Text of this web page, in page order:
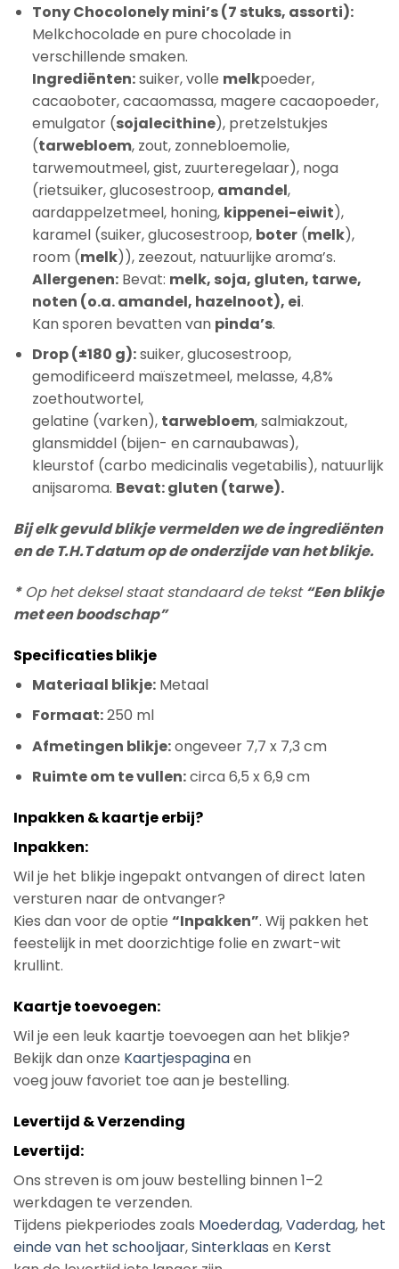
Tony Chocolonely mini’s (7 stuks, assorti):
Melkchocolade en pure chocolade in
verschillende smaken.
Ingrediënten:suiker, volle melkpoeder,
cacaoboter, cacaomassa, magere cacaopoeder,
emulgator (sojalecithine), pretzelstukjes
(tarwebloem, zout, zonnebloemolie,
tarwemoutmeel, gist, zuurteregelaar), noga
(rietsuiker, glucosestroop, amandel,
aardappelzetmeel, honing, kippenei-eiwit),
karamel (suiker, glucosestroop, boter(melk),
room (melk)), zeezout, natuurlijke aroma’s.
Allergenen:Bevat: melk, soja, gluten, tarwe,
noten (o.a. amandel, hazelnoot), ei.
Kan sporen bevatten van pinda’s.
Drop (±180 g):suiker, glucosestroop,
gemodificeerd maïszetmeel, melasse, 4,8%
zoethoutwortel,
gelatine (varken), tarwebloem, salmiakzout,
glansmiddel (bijen- en carnaubawas),
kleurstof (carbo medicinalis vegetabilis), natuurlijk
anijsaroma. Bevat: gluten (tarwe).
Bij elk gevuld blikje vermelden we de ingrediënten
en de T.H.T datum op de onderzijde van het blikje.
*Op het deksel staat standaard de tekst“Een blikje
met een boodschap”
Specificaties blikje
Materiaal blikje:Metaal
Formaat:250 ml
Afmetingen blikje:ongeveer 7,7 x 7,3 cm
Ruimte om te vullen:circa 6,5 x 6,9 cm
Inpakken & kaartje erbij?
Inpakken:
Wil je het blikje ingepakt ontvangen of direct laten
versturen naar de ontvanger?
Kies dan voor de optie “Inpakken”. Wij pakken het
feestelijk in met doorzichtige folie en zwart-wit
krullint.
Kaartje toevoegen:
Wil je een leuk kaartje toevoegen aan het blikje?
Bekijk dan onze Kaartjespaginaen
voeg jouw favoriet toe aan je bestelling.
Levertijd & Verzending
Levertijd:
Ons streven is om jouw bestelling binnen 1–2
werkdagen te verzenden.
Tijdens piekperiodes zoals Moederdag,Vaderdag, het
einde van het schooljaar,Sinterklaas en Kerst